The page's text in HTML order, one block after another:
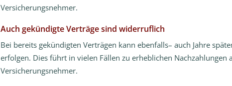
Versicherungsnehmer.
Auch gekündigte Verträge sind widerruflich
Bei bereits gekündigten Verträgen kann ebenfalls– auch Jahre
erfolgen. Dies führt in vielen Fällen zu erheblichen Nachzahlungen
Versicherungsnehmer.